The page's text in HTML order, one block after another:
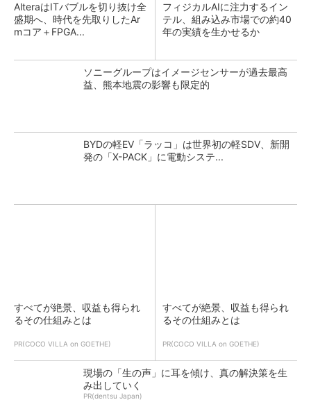
AlteraはITバブルを切り抜け全
盛期へ、時代を先取りしたAr
mコア＋FPGA...
フィジカルAIに注力するイン
テル、組み込み市場での約40
年の実績を生かせるか
ソニーグループはイメージセンサーが過去最高
益、熊本地震の影響も限定的
BYDの軽EV「ラッコ」は世界初の軽SDV、新開
発の「X-PACK」に電動システ...
すべてが絶景、収益も得られ
るその仕組みとは
PR(COCO VILLA on GOETHE)
すべてが絶景、収益も得られ
るその仕組みとは
PR(COCO VILLA on GOETHE)
現場の「生の声」に耳を傾け、真の解決策を生
み出していく
PR(dentsu Japan)